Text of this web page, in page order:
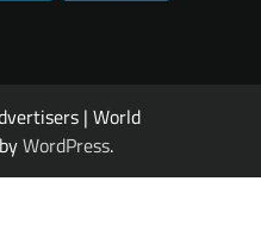
| World
WordPress.